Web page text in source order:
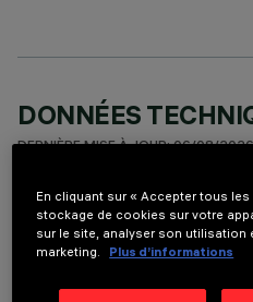
DONNÉES
DERNIÈRE MISE À JOUR: 06/08/2026
DESCRIPTION
Round adjustable luminaire
90). Version with rim for
En cliquant sur « Accepter tous
stockage de cookies sur votre
sur le site, analyser son utilisation
marketing.
Plus d’informations